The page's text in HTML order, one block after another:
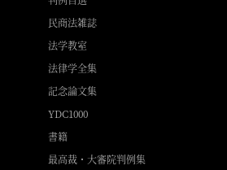
民商法雑誌
法学教室
法律学全集
記念論文集
YDC1000
書籍
最高裁・大審院判例集